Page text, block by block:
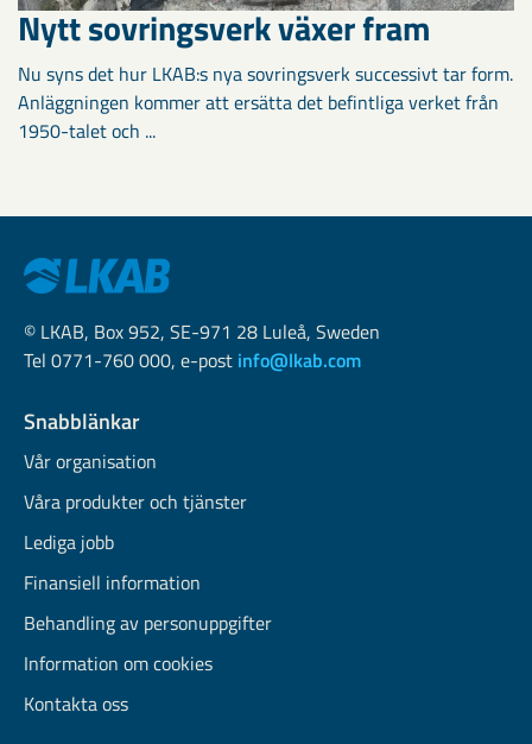
Nytt sovringsverk växer fram
Nu syns det hur LKAB:s nya sovringsverk successivt tar form.
Anläggningen kommer att ersätta det befintliga verket från
1950-talet och ...
© LKAB, Box 952, SE-971 28 Luleå, Sweden
Tel 0771-760 000, e-post info@lkab.com
Snabblänkar
Vår organisation
Våra produkter och tjänster
Lediga jobb
Finansiell information
Behandling av personuppgifter
Information om cookies
Kontakta oss